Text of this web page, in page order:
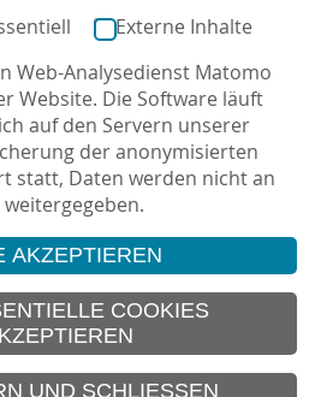
, 11.05.2026 , letzte
Vision Kino
SITEMAP
Externe Inhalte
Web-Analysedienst Matomo
Website. Die Software läuft
auf den Servern unserer
der anonymisierten
statt, Daten werden nicht an
AKZEPTIEREN
COOKIES
UND SCHLIESSEN